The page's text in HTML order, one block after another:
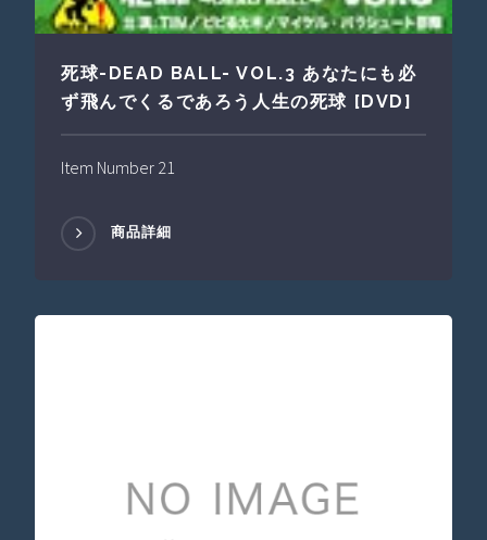
死球-DEAD BALL- VOL.3 あなたにも必
ず飛んでくるであろう人生の死球 [DVD]
Item Number 21
商品詳細